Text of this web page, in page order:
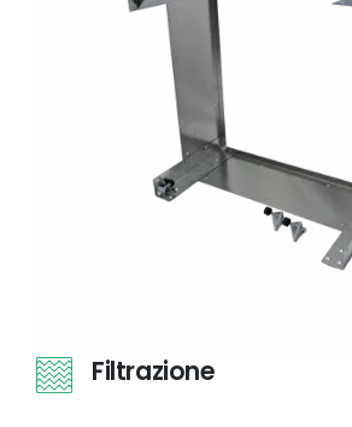
Filtrazione